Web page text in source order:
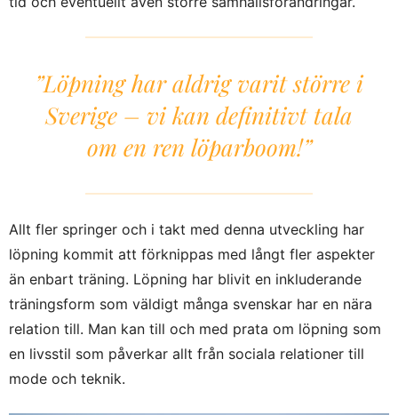
”Löpning har aldrig varit större i
Sverige – vi kan definitivt tala
om en ren löparboom!”
Allt fler springer och i takt med denna utveckling har
löpning kommit att förknippas med långt fler aspekter
än enbart träning. Löpning har blivit en inkluderande
träningsform som väldigt många svenskar har en nära
relation till. Man kan till och med prata om löpning som
en livsstil som påverkar allt från sociala relationer till
mode och teknik.